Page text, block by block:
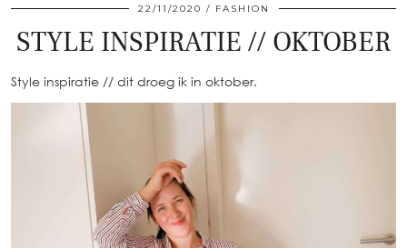
22/11/2020 FASHION
STYLE INSPIRATIE // OKTOBER
Style inspiratie // dit droeg ik in oktober.